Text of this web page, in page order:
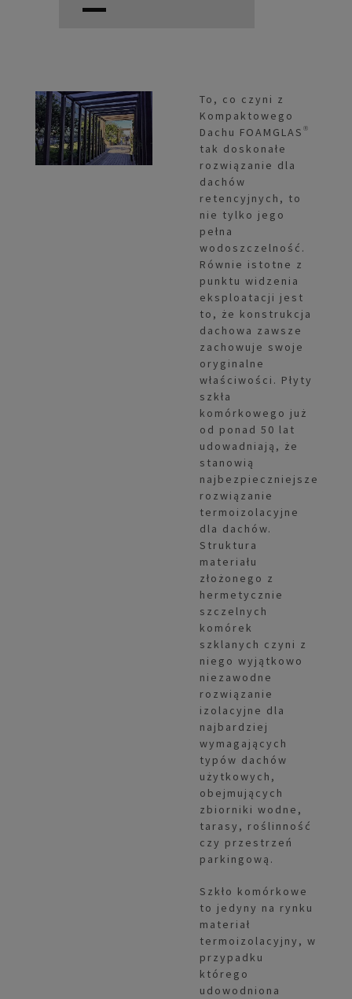
To, co czyni z
Kompaktowego
Dachu FOAMGLAS®
tak doskonałe
rozwiązanie dla
dachów
retencyjnych, to
nie tylko jego
pełna
wodoszczelność.
Równie istotne z
punktu widzenia
eksploatacji jest
to, że konstrukcja
dachowa zawsze
zachowuje swoje
oryginalne
właściwości. Płyty
szkła
komórkowego już
od ponad 50 lat
udowadniają, że
stanowią
najbezpieczniejsze
rozwiązanie
termoizolacyjne
dla dachów.
Struktura
materiału
złożonego z
hermetycznie
szczelnych
komórek
szklanych czyni z
niego wyjątkowo
niezawodne
rozwiązanie
izolacyjne dla
najbardziej
wymagających
typów dachów
użytkowych,
obejmujących
zbiorniki wodne,
tarasy, roślinność
czy przestrzeń
parkingową.
Szkło komórkowe
to jedyny na rynku
materiał
termoizolacyjny, w
przypadku
którego
udowodniona